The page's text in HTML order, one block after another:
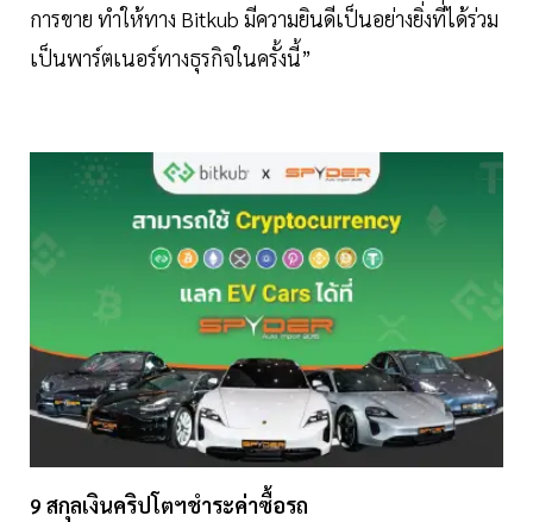
การขาย ทำให้ทาง Bitkub มีความยินดีเป็นอย่างยิ่งที่ได้ร่วม
เป็นพาร์ตเนอร์ทางธุรกิจในครั้งนี้”
9 สกุลเงินคริปโตฯชำระค่าซื้อรถ